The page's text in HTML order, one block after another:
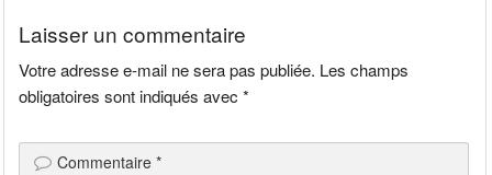
Laisser un commentaire
Votre adresse e-mail ne sera pas publiée. Les champs
obligatoires sont indiqués avec*
Commentaire*